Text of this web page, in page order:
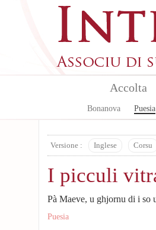
Accolta
Bonanova Puesia
Versione : Inglese Corsu
I picculi
Pà Maeve, u ghjornu di i so
Puesia